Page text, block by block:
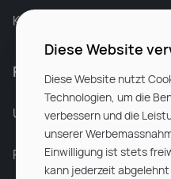
Karriere bei Rocken
Für Unternehmen
Unsere Dienstleistungen
Partnerunternehmen
Diese Website
Diese Website nutzt
Technologien, um die
verbessern und die
unserer
Einwilligung ist stets
kann jederzeit